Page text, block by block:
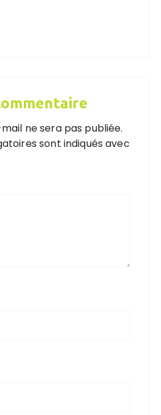
ne sera pas publiée.
sont indiqués avec